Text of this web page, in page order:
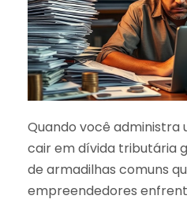
Quando você administra
cair em dívida tributária
de armadilhas comuns
empreendedores